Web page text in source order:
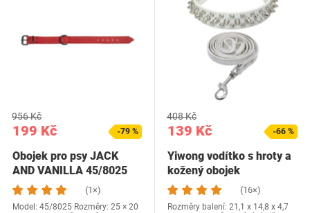
199 Kč
956 Kč
-79 %
Obojek pro psy JACK
AND VANILLA 45/8025
(1×)
Model: ‎45/8025 Rozměry: 25 × 20
139 Kč
408 Kč
-66 %
Yiwong vodítko s hroty a
kožený obojek
(16×)
Rozměry balení: 21,1 x 14,8 x 4,7